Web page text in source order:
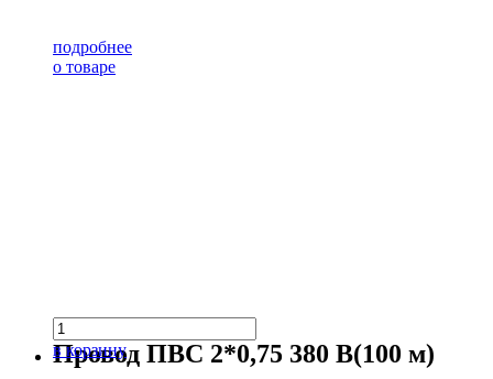
подробнее
о товаре
в корзину
Провод ПВС 2*0,75 380 В(100 м)